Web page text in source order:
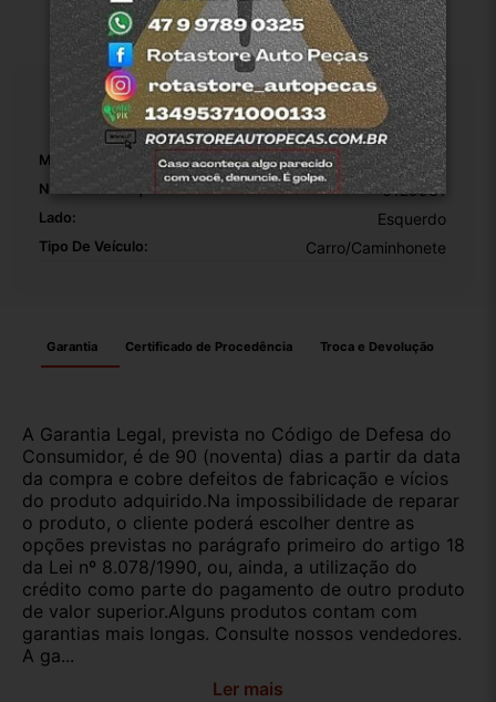
Especificações
Marca: Honda
Número De Peça: 6129931
Lado: Esquerdo
Tipo De Veículo: Carro/Caminhonete
Garantia Certificado de Procedência Troca e Devolução
A Garantia Legal, prevista no Código de Defesa do
Consumidor, é de 90 (noventa) dias a partir da data
da compra e cobre defeitos de fabricação e vícios
do produto adquirido.Na impossibilidade de reparar
o produto, o cliente poderá escolher dentre as
opções previstas no parágrafo primeiro do artigo 18
da Lei nº 8.078/1990, ou, ainda, a utilização do
crédito como parte do pagamento de outro produto
de valor superior.Alguns produtos contam com
garantias mais longas. Consulte nossos vendedores.
A ga...
Ler mais